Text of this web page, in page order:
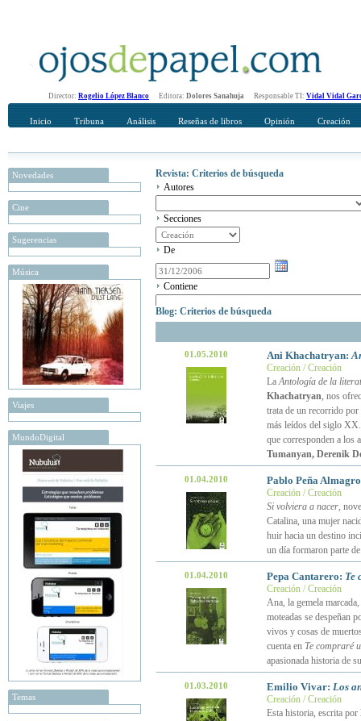
Director: Rogelio López Blanco Editora: Dolores Sanahuja Responsable TI: Vidal Vidal
Inicio Tribuna Análisis Reseñas de libros Opinión Creación
Novedades
Cine
Sugerencias
Música
Viajes
MundoDigital
Temas
Revista: Criterios de búsqueda
Autores
Secciones
De
Contiene
Blog: Criterios de búsqueda
01.05.2010 Ani Khachatryan:
Creación / Creación
LaAntología de la
Khachatryan, nos
trata de un recorrido por
más leídos del siglo XX.
que corresponden a los
Tumanyan, Derenik
01.04.2010 Pablo Peña
Creación / Creación
Si volviera a nacer,
Catalina, una mujer
huir hacia un destino
un día formaron parte
01.04.2010 Pepa Cantarero: Te
Creación / Creación
Ana, la gemela
moteadas se despeñan
vivos y cosas de
cuenta en Te compraré
apasionada historia de
01.03.2010 Emilio Vivar: Los
Creación / Creación
Esta historia, escrita por